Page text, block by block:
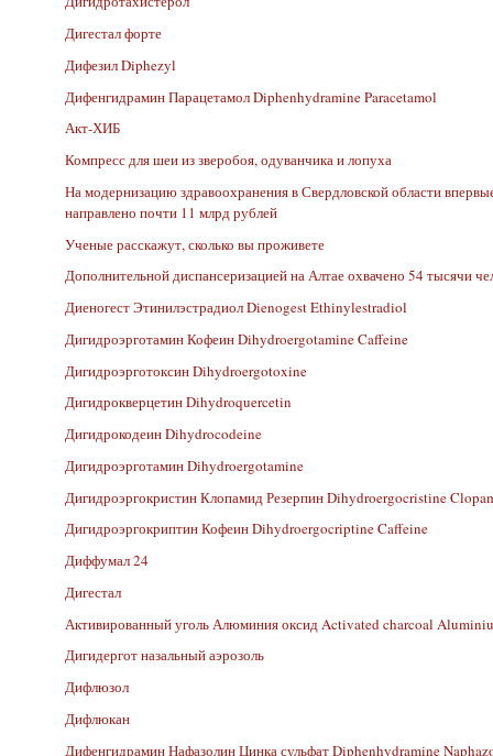
Дигестал форте
Дифезил Diphezyl
Дифенгидрамин Парацетамол Diphenhydramine Paracetamol
Акт-ХИБ
Компресс для шеи из зверобоя, одуванчика и лопуха
На модернизацию здравоохранения в Свердловской области
направлено почти 11 млрд рублей
Ученые расскажут, сколько вы проживете
Дополнительной диспансеризацией на Алтае охвачено 54 тысячи
Диеногест Этинилэстрадиол Dienogest Ethinylestradiol
Дигидроэрготамин Кофеин Dihydroergotamine Caffeine
Дигидроэрготоксин Dihydroergotoxine
Дигидрокверцетин Dihydroquercetin
Дигидрокодеин Dihydrocodeine
Дигидроэрготамин Dihydroergotamine
Дигидроэргокристин Клопамид Резерпин Dihydroergocristine
Дигидроэргокриптин Кофеин Dihydroergocriptine Caffeine
Диффумал 24
Дигестал
Активированный уголь Алюминия оксид Activated charcoal
Дигидергот назальный аэрозоль
Дифлюзол
Дифлюкан
Дифенгидрамин Нафазолин Цинка сульфат Diphenhydramine